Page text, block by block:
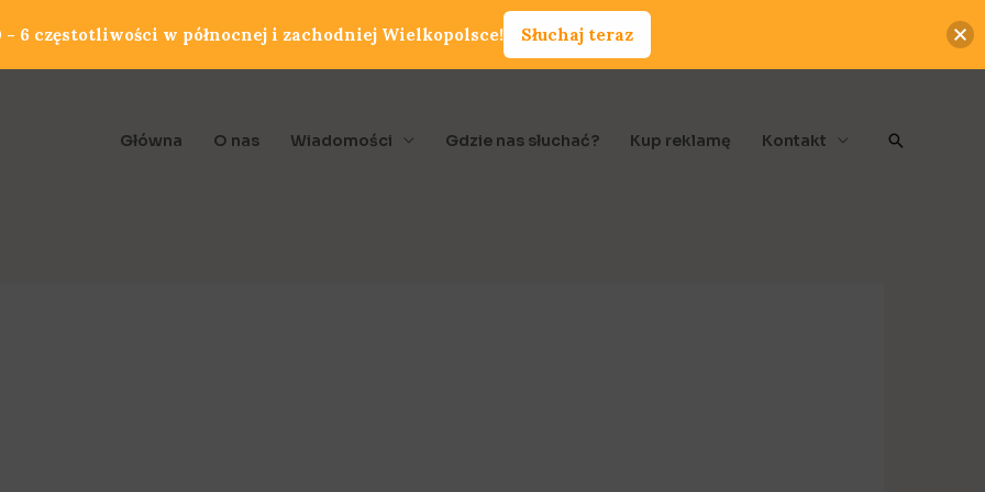
Główna O nas Wiadomości Gdzie nas słuchać? Kup reklamę Kontakt Szukaj
6 częstotliwości w północnej i zachodniej Wielkopolsce! Słuchaj teraz